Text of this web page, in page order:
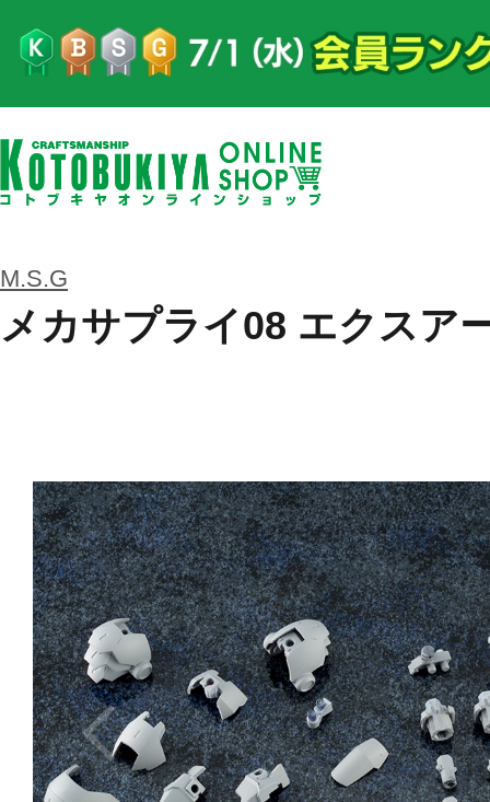
M.S.G
メカサプライ08 エクスア